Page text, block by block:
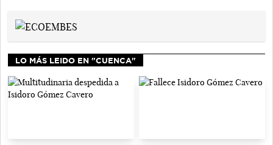
LO MÁS LEIDO EN "CUENCA"